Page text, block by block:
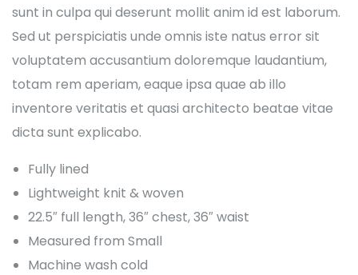
sunt in culpa qui deserunt mollit anim id est laborum.
Sed ut perspiciatis unde omnis iste natus error sit
voluptatem accusantium doloremque laudantium,
totam rem aperiam, eaque ipsa quae ab illo
inventore veritatis et quasi architecto beatae vitae
dicta sunt explicabo.
Fully lined
Lightweight knit & woven
22.5″ full length, 36″ chest, 36″ waist
Measured from Small
Machine wash cold